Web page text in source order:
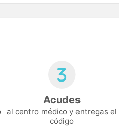
Acudes
al centro médico y entregas el
código